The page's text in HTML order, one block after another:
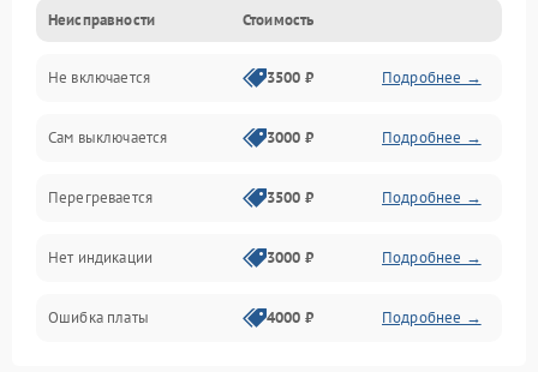
Механика
Неисправности Стоимость
Не включается 3500 ₽ Подробнее →
Сам выключается 3000 ₽ Подробнее →
Перегревается 3500 ₽ Подробнее →
Нет индикации 3000 ₽ Подробнее →
Ошибка платы 4000 ₽ Подробнее →